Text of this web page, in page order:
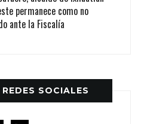
permanece como no
ante la Fiscalía
SOCIALES